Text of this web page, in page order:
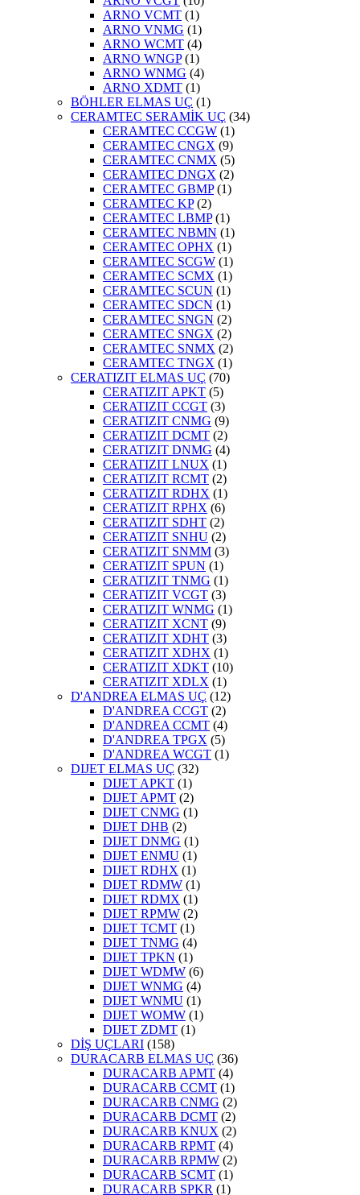
ARNO VCMT (1)
ARNO VNMG (1)
ARNO WCMT (4)
ARNO WNGP(1)
ARNO WNMG (4)
ARNO XDMT (1)
BÖHLER ELMAS UÇ (1)
CERAMTEC SERAMİK UÇ (34)
CERAMTEC CCGW (1)
CERAMTEC CNGX (9)
CERAMTEC CNMX (5)
CERAMTEC DNGX (2)
CERAMTEC GBMP(1)
CERAMTEC KP(2)
CERAMTEC LBMP(1)
CERAMTEC NBMN (1)
CERAMTEC OPHX (1)
CERAMTEC SCGW (1)
CERAMTEC SCMX (1)
CERAMTEC SCUN (1)
CERAMTEC SDCN (1)
CERAMTEC SNGN (2)
CERAMTEC SNGX (2)
CERAMTEC SNMX (2)
CERAMTEC TNGX (1)
CERATIZIT ELMAS UÇ (70)
CERATIZIT APKT (5)
CERATIZIT CCGT (3)
CERATIZIT CNMG (9)
CERATIZIT DCMT (2)
CERATIZIT DNMG (4)
CERATIZIT LNUX (1)
CERATIZIT RCMT (2)
CERATIZIT RDHX (1)
CERATIZIT RPHX (6)
CERATIZIT SDHT (2)
CERATIZIT SNHU (2)
CERATIZIT SNMM (3)
CERATIZIT SPUN (1)
CERATIZIT TNMG (1)
CERATIZIT VCGT (3)
CERATIZIT WNMG (1)
CERATIZIT XCNT (9)
CERATIZIT XDHT (3)
CERATIZIT XDHX (1)
CERATIZIT XDKT (10)
CERATIZIT XDLX (1)
D'ANDREA ELMAS UÇ (12)
D'ANDREA CCGT (2)
D'ANDREA CCMT (4)
D'ANDREA TPGX (5)
D'ANDREA WCGT (1)
DIJET ELMAS UÇ (32)
DIJET APKT (1)
DIJET APMT (2)
DIJET CNMG (1)
DIJET DHB (2)
DIJET DNMG (1)
DIJET ENMU (1)
DIJET RDHX (1)
DIJET RDMW (1)
DIJET RDMX (1)
DIJET RPMW (2)
DIJET TCMT (1)
DIJET TNMG (4)
DIJET TPKN (1)
DIJET WDMW (6)
DIJET WNMG (4)
DIJET WNMU (1)
DIJET WOMW (1)
DIJET ZDMT (1)
DİŞ UÇLARI (158)
DURACARB ELMAS UÇ (36)
DURACARB APMT (4)
DURACARB CCMT (1)
DURACARB CNMG (2)
DURACARB DCMT (2)
DURACARB KNUX (2)
DURACARB RPMT (4)
DURACARB RPMW (2)
DURACARB SCMT (1)
DURACARB SPKR (1)